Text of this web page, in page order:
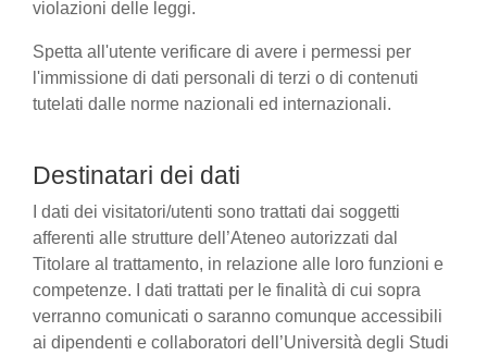
violazioni delle leggi.
Spetta all'utente verificare di avere i permessi per
l'immissione di dati personali di terzi o di contenuti
tutelati dalle norme nazionali ed internazionali.
Destinatari dei dati
I dati dei visitatori/utenti sono trattati dai soggetti
afferenti alle strutture dell’Ateneo autorizzati dal
Titolare al trattamento, in relazione alle loro funzioni e
competenze. I dati trattati per le finalità di cui sopra
verranno comunicati o saranno comunque accessibili
ai dipendenti e collaboratori dell’Università degli Studi